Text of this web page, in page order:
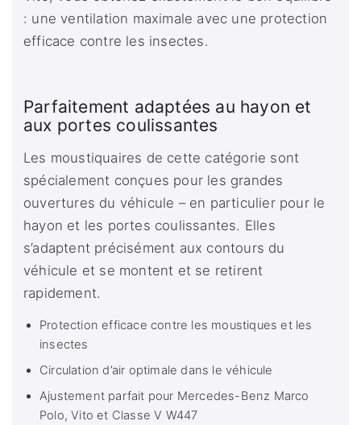
: une ventilation maximale avec une protection
efficace contre les insectes.
Parfaitement adaptées au hayon et
aux portes coulissantes
Les moustiquaires de cette catégorie sont
spécialement conçues pour les grandes
ouvertures du véhicule – en particulier pour le
hayon et les portes coulissantes. Elles
s’adaptent précisément aux contours du
véhicule et se montent et se retirent
rapidement.
Protection efficace contre les moustiques et les
insectes
Circulation d’air optimale dans le véhicule
Ajustement parfait pour Mercedes-Benz Marco
Polo, Vito et Classe V W447